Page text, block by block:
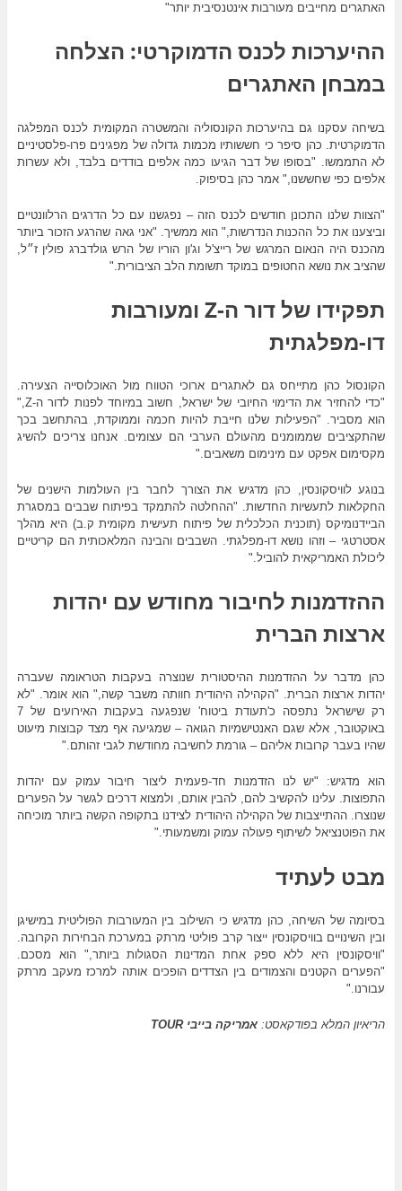
האתגרים מחייבים מעורבות אינטנסיבית יותר"
ההיערכות לכנס הדמוקרטי: הצלחה
במבחן האתגרים
בשיחה עסקנו גם בהיערכות הקונסוליה והמשטרה המקומית לכנס המפלגה
הדמוקרטית. כהן סיפר כי חששותיו מכמות גדולה של מפגינים פרו-פלסטיניים
לא התממשו. "בסופו של דבר הגיעו כמה אלפים בודדים בלבד, ולא עשרות
אלפים כפי שחששנו," אמר כהן בסיפוק.
"הצוות שלנו התכונן חודשים לכנס הזה – נפגשנו עם כל הדרגים הרלוונטיים
וביצענו את כל ההכנות הנדרשות," הוא ממשיך. "אני גאה שהרגע הזכור ביותר
מהכנס היה הנאום המרגש של רייצ'ל וג'ון הוריו של הרש גולדברג פולין ז״ל,
שהציב את נושא החטופים במוקד תשומת הלב הציבורית."
תפקידו של דור ה-Z ומעורבות
דו-מפלגתית
הקונסול כהן מתייחס גם לאתגרים ארוכי הטווח מול האוכלוסייה הצעירה.
"כדי להחזיר את הדימוי החיובי של ישראל, חשוב במיוחד לפנות לדור ה-Z,"
הוא מסביר. "הפעילות שלנו חייבת להיות חכמה וממוקדת, בהתחשב בכך
שהתקציבים שממומנים מהעולם הערבי הם עצומים. אנחנו צריכים להשיג
מקסימום אפקט עם מינימום משאבים."
בנוגע לוויסקונסין, כהן מדגיש את הצורך לחבר בין העולמות הישנים של
החקלאות לתעשיות החדשות. "ההחלטה להתמקד בפיתוח שבבים במסגרת
הביידנומיקס (תוכנית הכלכלית של פיתוח תעישית מקומית ק.ב) היא מהלך
אסטרטגי – וזהו נושא דו-מפלגתי. השבבים והבינה המלאכותית הם קריטיים
ליכולת האמריקאית להוביל."
ההזדמנות לחיבור מחודש עם יהדות
ארצות הברית
כהן מדבר על ההזדמנות ההיסטורית שנוצרה בעקבות הטראומה שעברה
יהדות ארצות הברית. "הקהילה היהודית חוותה משבר קשה," הוא אומר. "לא
רק שישראל נתפסה כ'תעודת ביטוח' שנפגעה בעקבות האירועים של 7
באוקטובר, אלא שגם האנטישמיות הגואה – שמגיעה אף מצד קבוצות מיעוט
שהיו בעבר קרובות אליהם – גורמת לחשיבה מחודשת לגבי זהותם."
הוא מדגיש: "יש לנו הזדמנות חד-פעמית ליצור חיבור עמוק עם יהדות
התפוצות. עלינו להקשיב להם, להבין אותם, ולמצוא דרכים לגשר על הפערים
שנוצרו. ההתייצבות של הקהילה היהודית לצידנו בתקופה הקשה ביותר מוכיחה
את הפוטנציאל לשיתוף פעולה עמוק ומשמעותי."
מבט לעתיד
בסיומה של השיחה, כהן מדגיש כי השילוב בין המעורבות הפוליטית במישיגן
ובין השינויים בוויסקונסין ייצור קרב פוליטי מרתק במערכת הבחירות הקרובה.
"וויסקונסין היא ללא ספק אחת המדינות הסגולות ביותר," הוא מסכם.
"הפערים הקטנים והצמודים בין הצדדים הופכים אותה למרכז מעקב מרתק
עבורנו."
הריאיון המלא בפודקאסט: אמריקה בייבי TOUR